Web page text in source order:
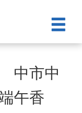
中市中
午香